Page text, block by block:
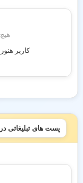
کاربر
پست های تبلیغاتی